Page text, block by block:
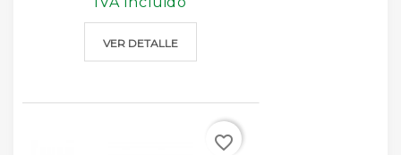
VER DETALLE
favorite_border